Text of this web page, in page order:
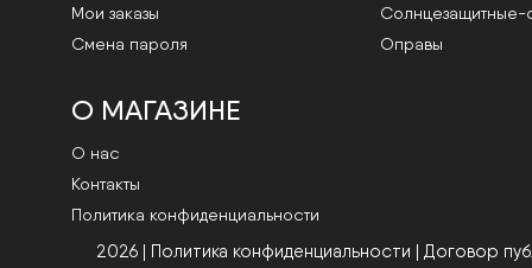
Мои заказы
Смена пароля
Cолнцезащитные-
Оправы
О МАГАЗИНЕ
О нас
Контакты
Политика конфиденциальности
2026 | Политика конфиденциальности | Договор